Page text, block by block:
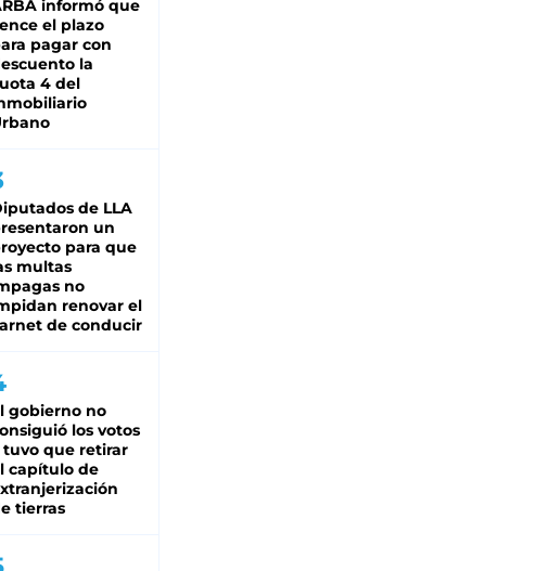
informó que
el plazo
pagar con
la
4 del
de LLA
un
para que
multas
no
renovar el
de conducir
gobierno no
los votos
tuvo que retirar
capítulo de
tierras